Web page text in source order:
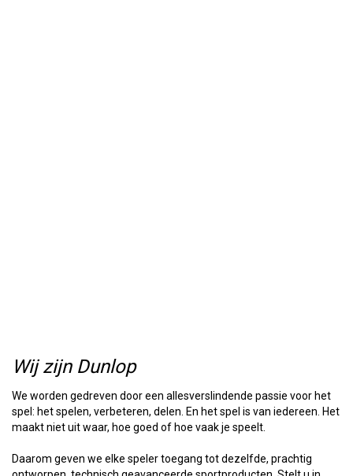
Wij zijn Dunlop
We worden gedreven door een allesverslindende passie voor het
spel: het spelen, verbeteren, delen. En het spel is van iedereen. Het
maakt niet uit waar, hoe goed of hoe vaak je speelt.
Daarom geven we elke speler toegang tot dezelfde, prachtig